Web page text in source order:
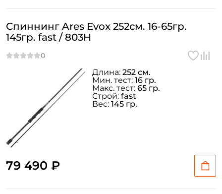
Спиннинг Ares Evox 252см. 16-65гр.
145гр. fast / 803H
79 490 ₽
Длина: 252 см.
Мин. тест: 16 гр.
Макс. тест: 65 гр.
Строй: fast
Вес: 145 гр.